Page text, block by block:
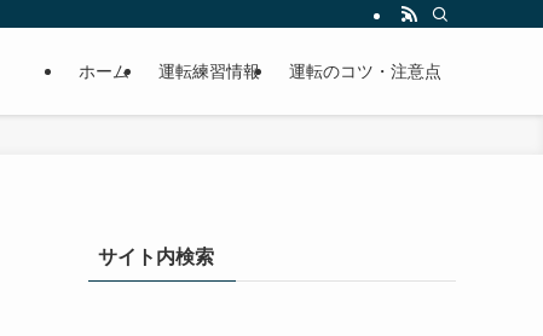
ホーム 運転練習情報 運転のコツ・注意点
サイト内検索